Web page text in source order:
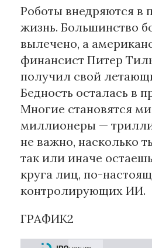
Роботы внедряются в
жизнь. Большинство
вылечено, а
финансист Питер
получил свой
Бедность осталась в
Многие становятся
миллионеры —
не важно, насколько
так или иначе
круга лиц, по-
контролирующих ИИ.
ГРАФИК2